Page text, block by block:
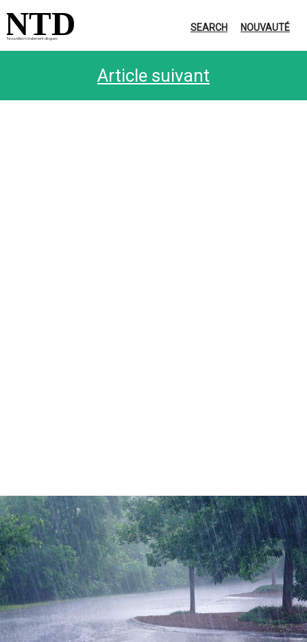
Nouvelles totalement dingues
NTD SEARCH NOUVAUTÉ
Article suivant